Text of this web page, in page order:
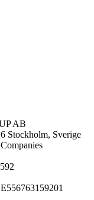
AB
Stockholm, Sverige